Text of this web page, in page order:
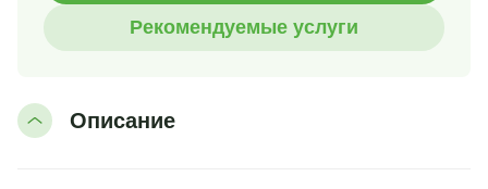
Рекомендуемые услуги
Описание